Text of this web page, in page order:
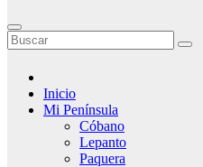
Inicio
Mi Península
Cóbano
Lepanto
Paquera